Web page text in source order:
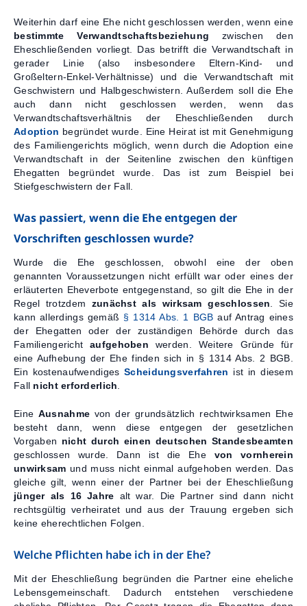
Weiterhin darf eine Ehe nicht geschlossen werden, wenn eine
bestimmte Verwandtschaftsbeziehung zwischen den
Eheschließenden vorliegt. Das betrifft die Verwandtschaft in
gerader Linie (also insbesondere Eltern-Kind- und
Großeltern-Enkel-Verhältnisse) und die Verwandtschaft mit
Geschwistern und Halbgeschwistern. Außerdem soll die Ehe
auch dann nicht geschlossen werden, wenn das
Verwandtschaftsverhältnis der Eheschließenden durch
Adoption begründet wurde. Eine Heirat ist mit Genehmigung
des Familiengerichts möglich, wenn durch die Adoption eine
Verwandtschaft in der Seitenline zwischen den künftigen
Ehegatten begründet wurde. Das ist zum Beispiel bei
Stiefgeschwistern der Fall.
Was passiert, wenn die Ehe entgegen der
Vorschriften geschlossen wurde?
Wurde die Ehe geschlossen, obwohl eine der oben
genannten Voraussetzungen nicht erfüllt war oder eines der
erläuterten Eheverbote entgegenstand, so gilt die Ehe in der
Regel trotzdem zunächst als wirksam geschlossen . Sie
kann allerdings gemäß § 1314 Abs. 1 BGB auf Antrag eines
der Ehegatten oder der zuständigen Behörde durch das
Familiengerichtaufgehoben werden. Weitere Gründe für
eine Aufhebung der Ehe finden sich in § 1314 Abs. 2 BGB.
Ein kostenaufwendigesScheidungsverfahren ist in diesem
Fall nicht erforderlich
Eine Ausnahme von der grundsätzlich rechtwirksamen Ehe
besteht dann, wenn diese entgegen der gesetzlichen
Vorgaben nicht durch einen deutschen Standesbeamten
geschlossen wurde. Dann ist die Ehe von vornherein
unwirksam und muss nicht einmal aufgehoben werden. Das
gleiche gilt, wenn einer der Partner bei der Eheschließung
jünger als 16 Jahre alt war. Die Partner sind dann nicht
rechtsgültig verheiratet und aus der Trauung ergeben sich
keine eherechtlichen Folgen.
Welche Pflichten habe ich in der Ehe?
Mit der Eheschließung begründen die Partner eine eheliche
Lebensgemeinschaft. Dadurch entstehen verschiedene